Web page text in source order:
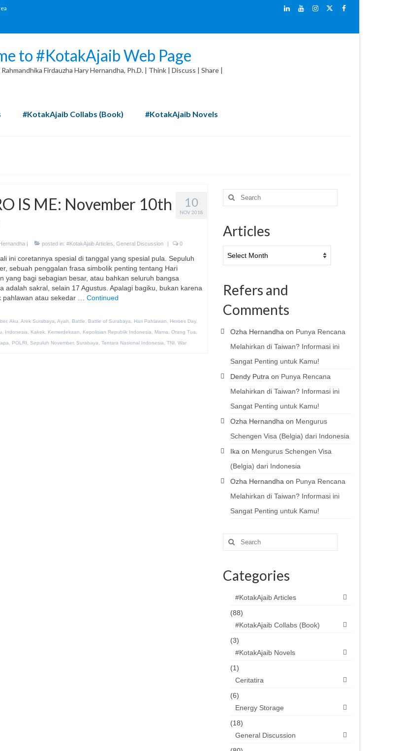
to #KotakAjaib Web Page
Firdauzha Hary Hernandha, Ph.D. | Think | Discuss | Share |
#KotakAjaib Collabs (Book) #KotakAjaib Novels
10
NOV 2018
IS ME: November 10th
| posted in: #KotakAjaib Articles General Discussion | 0
ini coretannya spesial di tanggal yang spesial pula. Sepuluh
sebuah penggalan frasa simbolik penting tentang Hari
yang bagi sebagian besar, atau bahkan seluruh bangsa
adalah sakral, selain 17 Agustus. Apalagi bagiku, bukan karena
pahlawan atau sekedar … Continued
, Aku Arek Surabaya Ayah Battle Battle of Surabaya Hari Pahlawan Heroes Day,
Indonesia Kakek, Kemerdekaan Kepolisian Republik Indonesia Mama Orang Tua
POLRI Sepuluh November, Surabaya Tentara Nasional Indonesia TNI War
Search
for:
Articles
Refers and
Comments
Ozha Hernandha on Punya Rencana
Melahirkan di Taiwan? Informasi ini
Sangat Penting untuk Kamu!
Dendy Putra on Punya Rencana
Melahirkan di Taiwan? Informasi ini
Sangat Penting untuk Kamu!
Ozha Hernandha on Mengurus
Schengen Visa (Belgia) dari Indonesia
Ika on Mengurus Schengen Visa
(Belgia) dari Indonesia
Ozha Hernandha on Punya Rencana
Melahirkan di Taiwan? Informasi ini
Sangat Penting untuk Kamu!
Search
for:
Categories
#KotakAjaib Articles
(88)
#KotakAjaib Collabs (Book)
(3)
#KotakAjaib Novels
(1)
Ceritatira
(6)
Energy Storage
(18)
General Discussion